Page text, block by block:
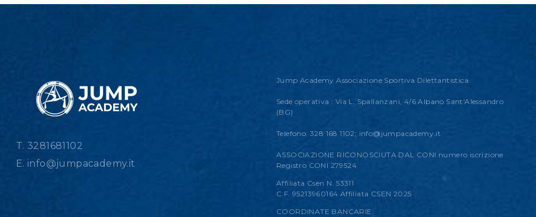
T. 3281681102
E. info@jumpacademy.it
Jump Academy Associazione Sportiva Dilettantistica
Sede operativa : Via L. Spallanzani, 4/6 Albano Sant'Alessandro
(BG)
Telefono: 328 168 1102; info@jumpacademy.it
ASSOCIAZIONE RICONOSCIUTA DAL CONI numero iscrizione
Registro CONI 279524
Affiliata Csen N. 53311
C.F. 95213960164 Affiliata CSEN 2025
COORDINATE BANCARIE: